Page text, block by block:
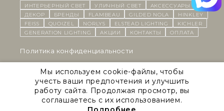
ИНТЕРЬЕРНЫЙ СВЕТ уличный СВЕТ
Аксессуары
декор
бренды Flambeau Gilded Nola
Hinkley
Feiss
Quoizel Norlys Elstead Lighting
Kichler
Generation Lighting
Акции контакты Оплата
Политика конфиденциальности
Cоглашение на обработку персональных данных
Публичная оферта
Мы используем cookie-файлы, чтобы
учесть ваши предпочтения и улучшить
работу сайта. Продолжая просмотр, вы
соглашаетесь с их использованием.